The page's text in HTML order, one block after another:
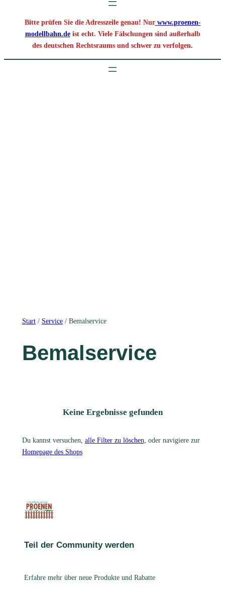
Bitte prüfen Sie die Adresszeile genau! Nur www.proenen-
modellbahn.deist echt. Viele Fälschungen sind außerhalb
des deutschen Rechtsraums und schwer zu verfolgen.
Start/ Service/ Bemalservice
Bemalservice
Keine Ergebnisse gefunden
Du kannst versuchen, alle Filter zu löschen, oder navigiere zur
Homepage des Shops
Teil der Community werden
Erfahre mehr über neue Produkte und Rabatte